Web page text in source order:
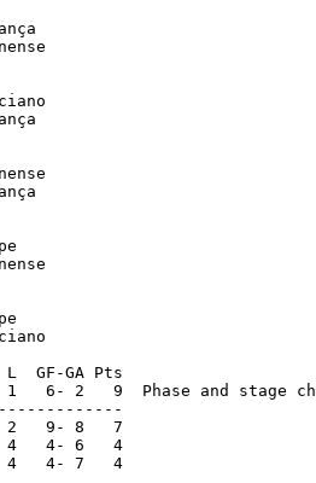
GF-GA Pts
6- 2   9  Phase and stage
2   9- 8   7
4   4- 6   4
4   4- 7   4